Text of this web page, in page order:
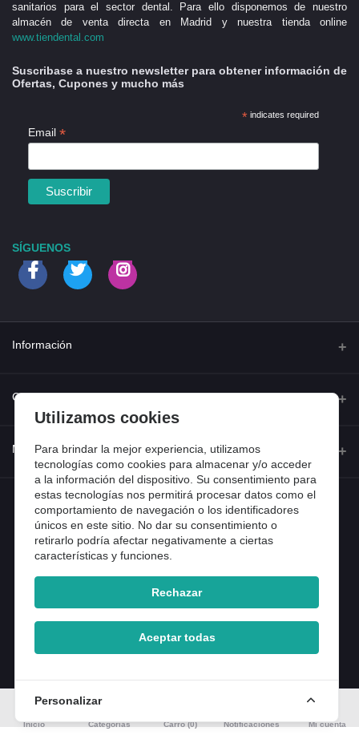
sanitarios para el sector dental. Para ello disponemos de nuestro
almacén de venta directa en Madrid y nuestra tienda online
www.tiendental.com
Suscribase a nuestro newsletter para obtener información de
Ofertas, Cupones y mucho más
*indicates required
Email *
SÍGUENOS
Información
Quienes somos
Contacta con nosotros
Dónde estamos
Preguntas frecuentes
Entradas de blog
Contacto
Dirección
Calle Ferraz 42, Madrid
Teléfono
918 13 81 81
Email
Mi cuenta
Iniciar sesión
Historial de pedidos
Mi lista de compra
Copyright 2025 © TienDental productos dentales, S.L..
Inicio Categorías Carro (0) Notificaciones Mi cuenta
Utilizamos cookies
Para brindar la mejor experiencia, utilizamos
tecnologías como cookies para almacenar y/o acceder
a la información del dispositivo. Su consentimiento para
estas tecnologías nos permitirá procesar datos como el
comportamiento de navegación o los identificadores
únicos en este sitio. No dar su consentimiento o
retirarlo podría afectar negativamente a ciertas
características y funciones.
Rechazar
Aceptar todas
Personalizar